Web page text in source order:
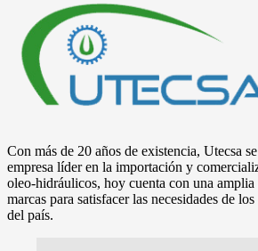
Con más de 20 años de existencia, Utecsa
empresa líder en la importación y
oleo-hidráulicos, hoy cuenta con una
marcas para satisfacer las necesidades de
del país.